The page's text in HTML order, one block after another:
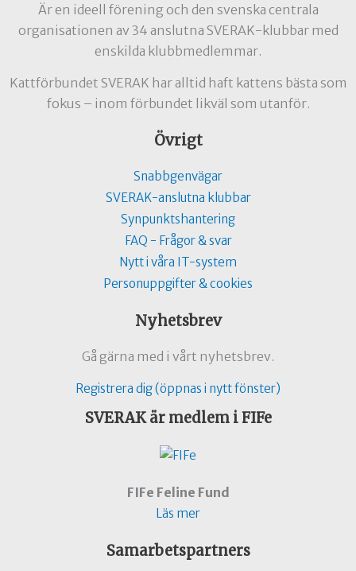
Är en ideell förening och den svenska centrala
organisationen av 34 anslutna SVERAK-klubbar med
enskilda klubbmedlemmar.
Kattförbundet SVERAK har alltid haft kattens bästa som
fokus – inom förbundet likväl som utanför.
Övrigt
Snabbgenvägar
SVERAK-anslutna klubbar
Synpunktshantering
FAQ - Frågor & svar
Nytt i våra IT-system
Personuppgifter & cookies
Nyhetsbrev
Gå gärna med i vårt nyhetsbrev.
Registrera dig (öppnas i nytt fönster)
SVERAK är medlem i FIFe
FIFe Feline Fund
Läs mer
Samarbetspartners